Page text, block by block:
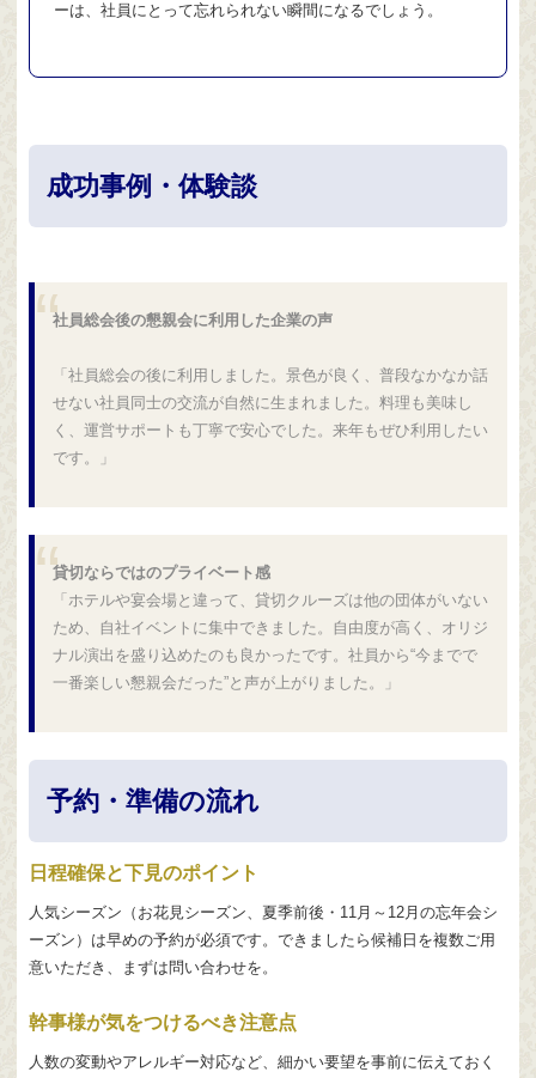
ーは、社員にとって忘れられない瞬間になるでしょう。
成功事例・体験談
社員総会後の懇親会に利用した企業の声
「社員総会の後に利用しました。景色が良く、普段なかなか話
せない社員同士の交流が自然に生まれました。料理も美味し
く、運営サポートも丁寧で安心でした。来年もぜひ利用したい
です。」
貸切ならではのプライベート感
「ホテルや宴会場と違って、貸切クルーズは他の団体がいない
ため、自社イベントに集中できました。自由度が高く、オリジ
ナル演出を盛り込めたのも良かったです。社員から“今までで
一番楽しい懇親会だった”と声が上がりました。」
予約・準備の流れ
日程確保と下見のポイント
人気シーズン（お花見シーズン、夏季前後・11月～12月の忘年会シ
ーズン）は早めの予約が必須です。できましたら候補日を複数ご用
意いただき、まずは問い合わせを。
幹事様が気をつけるべき注意点
人数の変動やアレルギー対応など、細かい要望を事前に伝えておく